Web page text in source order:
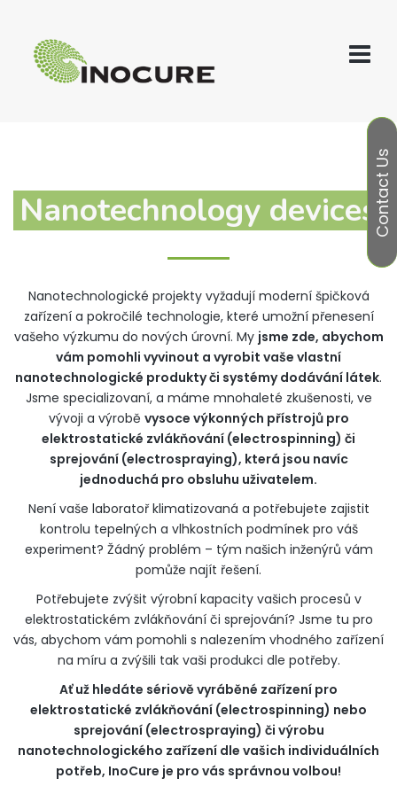
Nanotechnology devices
Nanotechnologické projekty vyžadují moderní špičková
zařízení a pokročilé technologie, které umožní přenesení
vašeho výzkumu do nových úrovní. My jsme zde, abychom
vám pomohli vyvinout a vyrobit vaše vlastní
nanotechnologické produkty či systémy dodávání látek.
Jsme specializovaní, a máme mnohaleté zkušenosti, ve
vývoji a výrobě vysoce výkonných přístrojů pro
elektrostatické zvlákňování (electrospinning) či
sprejování (electrospraying), která jsou navíc
jednoduchá pro obsluhu uživatelem.
Není vaše laboratoř klimatizovaná a potřebujete zajistit
kontrolu tepelných a vlhkostních podmínek pro váš
experiment? Žádný problém – tým našich inženýrů vám
pomůže najít řešení.
Potřebujete zvýšit výrobní kapacity vašich procesů v
elektrostatickém zvlákňování či sprejování? Jsme tu pro
vás, abychom vám pomohli s nalezením vhodného zařízení
na míru a zvýšili tak vaši produkci dle potřeby.
Ať už hledáte sériově vyráběné zařízení pro
elektrostatické zvlákňování (electrospinning) nebo
sprejování (electrospraying) či výrobu
nanotechnologického zařízení dle vašich individuálních
potřeb, InoCure je pro vás správnou volbou!
Contact Us